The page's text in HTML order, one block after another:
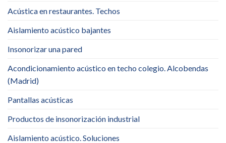
Acústica en restaurantes. Techos
Aislamiento acústico bajantes
Insonorizar una pared
Acondicionamiento acústico en techo colegio. Alcobendas
(Madrid)
Pantallas acústicas
Productos de insonorización industrial
Aislamiento acústico. Soluciones